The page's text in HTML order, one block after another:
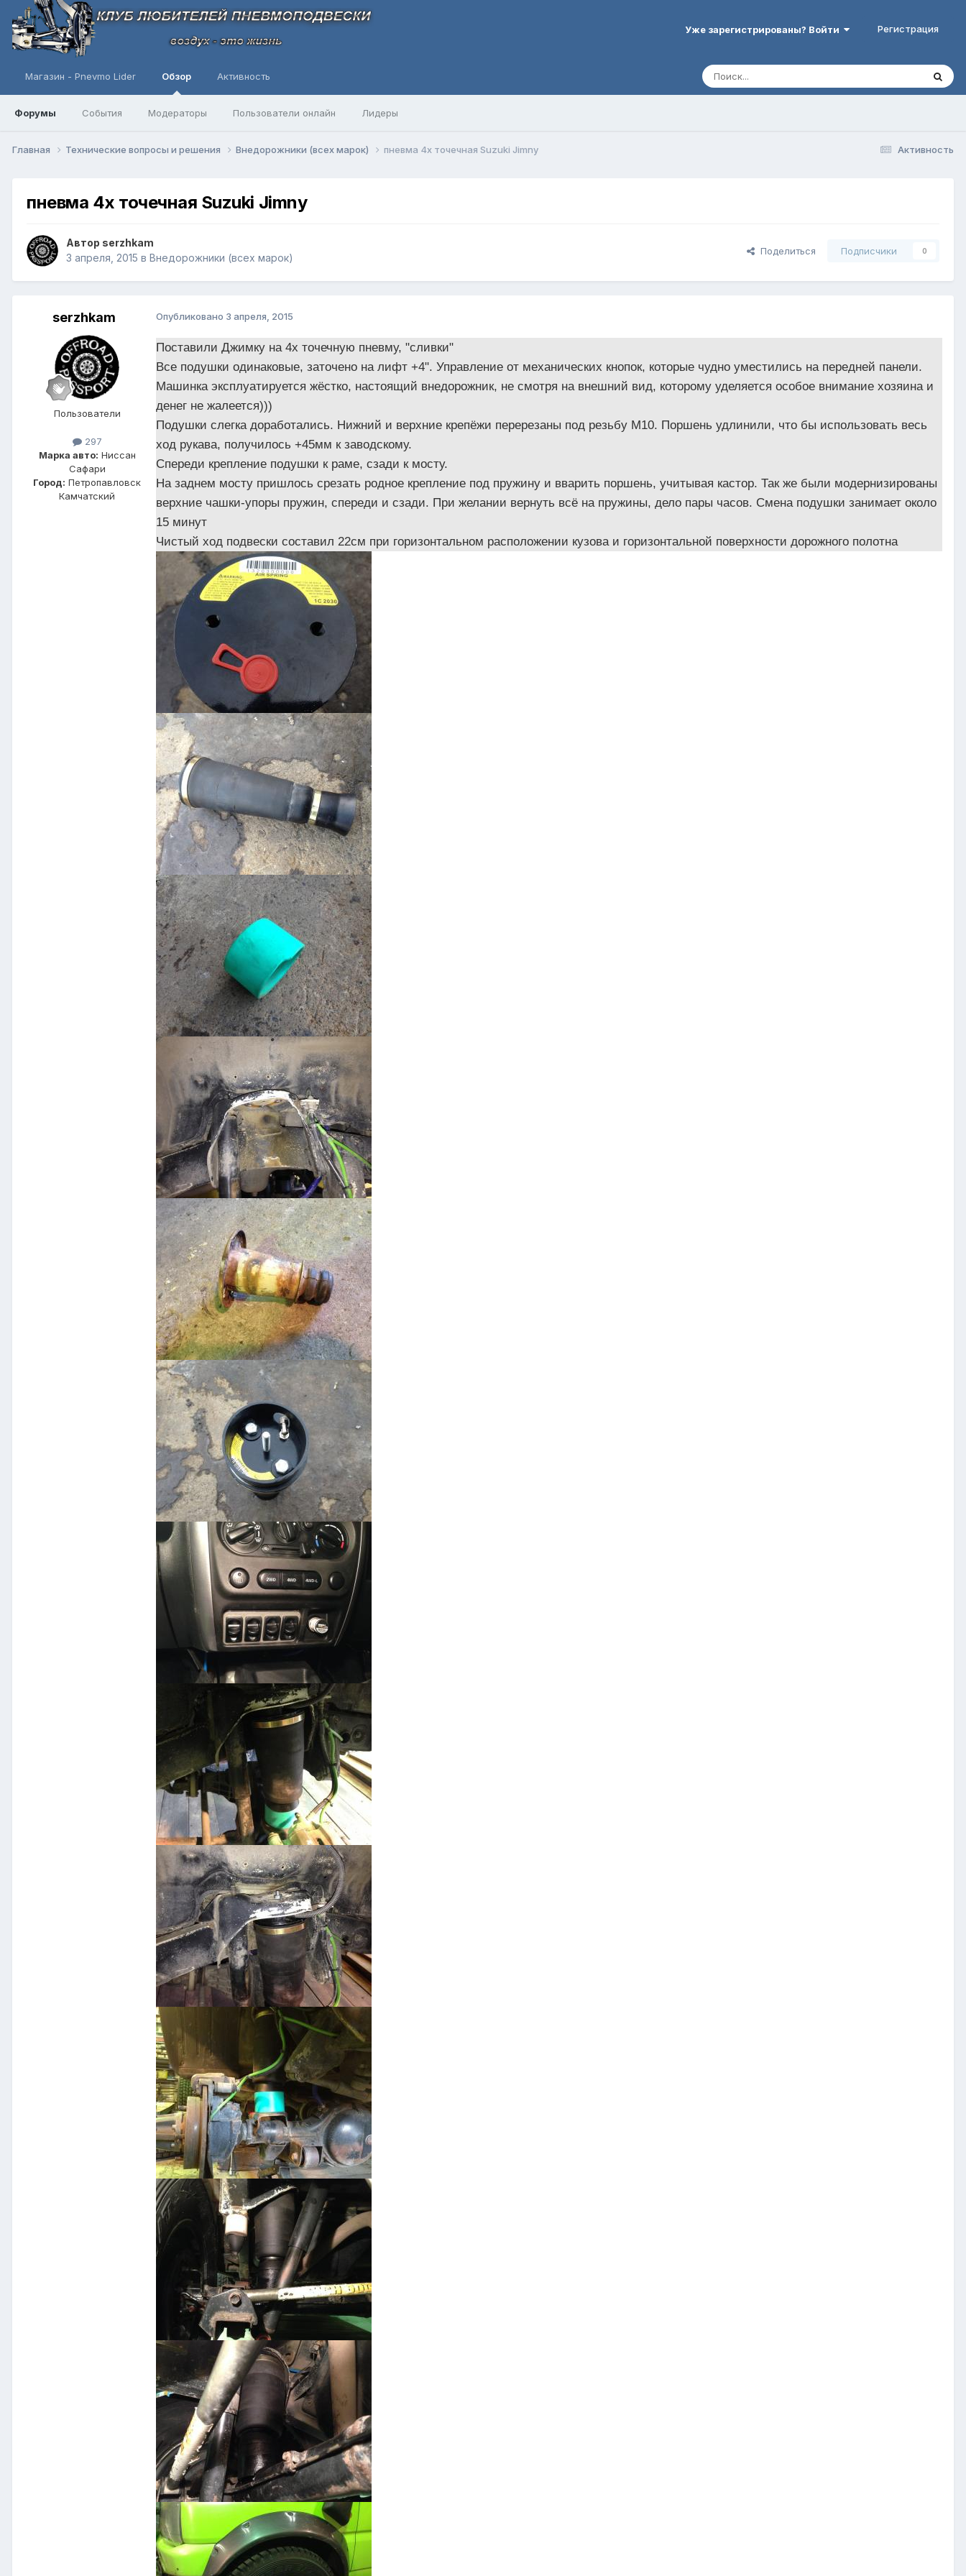
Уже зарегистрированы? Войти Регистрация
Магазин - Pnevmo Lider Обзор
Форумы События Модераторы Пользователи онлайн Лидеры
Активность
Активность
Главная Технические вопросы и решения Внедорожники (всех марок) пневма 4х точечная Suzuki Jimny
пневма 4х точечная Suzuki Jimny
Автор serzhkam
3 апреля, 2015 в Внедорожники (всех марок)
Поделиться Подписчики 0
serzhkam
Пользователи
297
Марка авто: Ниссан
Сафари
Город: Петропавловск
Камчатский
Опубликовано 3 апреля, 2015
Поставили Джимку на 4х точечную пневму, "сливки"
Все подушки одинаковые, заточено на лифт +4". Управление от механических кнопок, которые чудно уместились на передней панели.
Машинка эксплуатируется жёстко, настоящий внедорожник, не смотря на внешний вид, которому уделяется особое внимание хозяина и
денег не жалеется)))
Подушки слегка доработались. Нижний и верхние крепёжи перерезаны под резьбу М10. Поршень удлинили, что бы использовать весь
ход рукава, получилось +45мм к заводскому.
Спереди крепление подушки к раме, сзади к мосту.
На заднем мосту пришлось срезать родное крепление под пружину и вварить поршень, учитывая кастор. Так же были модернизированы
верхние чашки-упоры пружин, спереди и сзади. При желании вернуть всё на пружины, дело пары часов. Смена подушки занимает около
15 минут
Чистый ход подвески составил 22см при горизонтальном расположении кузова и горизонтальной поверхности дорожного полотна